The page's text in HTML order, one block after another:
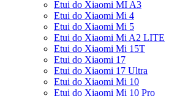
Etui do Xiaomi MI A3
Etui do Xiaomi Mi 4
Etui do Xiaomi Mi 5
Etui do Xiaomi Mi A2 LITE
Etui do Xiaomi Mi 15T
Etui do Xiaomi 17
Etui do Xiaomi 17 Ultra
Etui do Xiaomi Mi 10
Etui do Xiaomi Mi 10 Pro